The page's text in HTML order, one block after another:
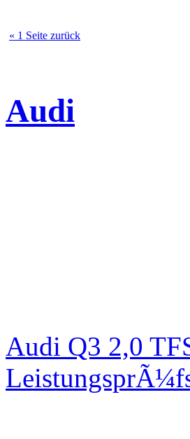
« 1 Seite zurück
Audi
Audi Q3 2,0